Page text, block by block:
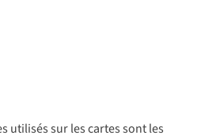
utilisés sur les cartes sont les